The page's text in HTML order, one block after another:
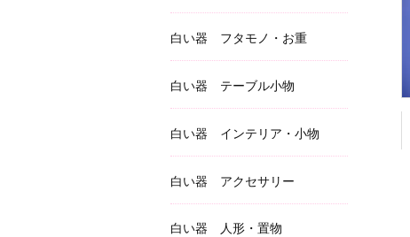
白い器 フタモノ・お重
白い器 テーブル小物
白い器 インテリア・小物
白い器 アクセサリー
白い器 人形・置物